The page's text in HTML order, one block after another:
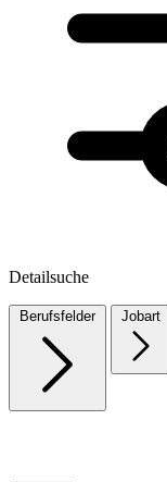
Detailsuche
Berufsfelder Jobart